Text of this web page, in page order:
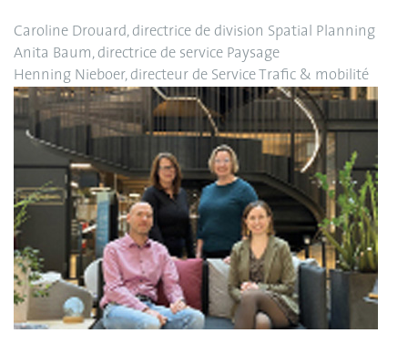
Caroline Drouard, directrice de division Spatial Planning
Anita Baum, directrice de service Paysage
Henning Nieboer, directeur de Service Trafic & mobilité